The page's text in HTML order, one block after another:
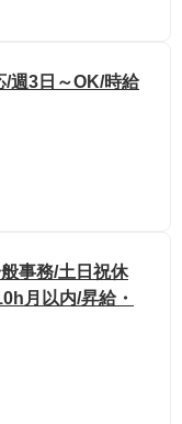
/週3日～OK/時給
事務/土日祝休
月以内/昇給・